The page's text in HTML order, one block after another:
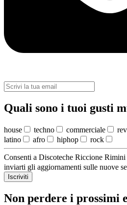
Quali sono i tuoi gusti
house techno commerciale
latino
afro hiphop rock
Consenti a Discoteche Riccione
inviarti gli aggiornamenti sulle nuove
Iscriviti
Non perdere i prossimi